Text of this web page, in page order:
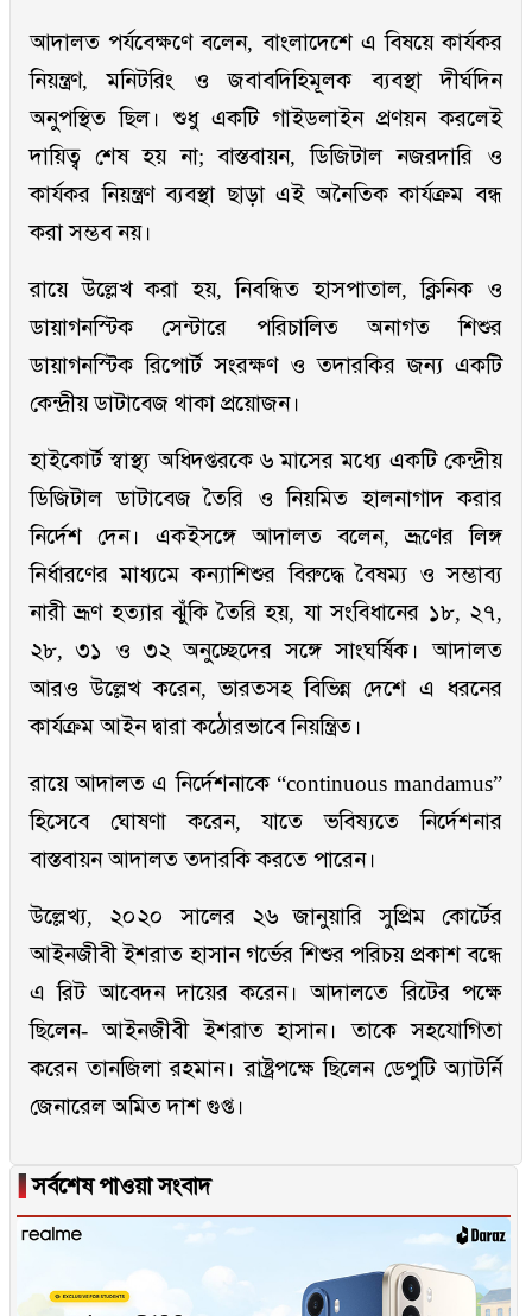
আদালত পর্যবেক্ষণে বলেন, বাংলাদেশে এ বিষয়ে কার্যকর
নিয়ন্ত্রণ, মনিটরিং ও জবাবদিহিমূলক ব্যবস্থা দীর্ঘদিন
অনুপস্থিত ছিল। শুধু একটি গাইডলাইন প্রণয়ন করলেই
দায়িত্ব শেষ হয় না; বাস্তবায়ন, ডিজিটাল নজরদারি ও
কার্যকর নিয়ন্ত্রণ ব্যবস্থা ছাড়া এই অনৈতিক কার্যক্রম বন্ধ
করা সম্ভব নয়।
রায়ে উল্লেখ করা হয়, নিবন্ধিত হাসপাতাল, ক্লিনিক ও
ডায়াগনস্টিক সেন্টারে পরিচালিত অনাগত শিশুর
ডায়াগনস্টিক রিপোর্ট সংরক্ষণ ও তদারকির জন্য একটি
কেন্দ্রীয় ডাটাবেজ থাকা প্রয়োজন।
হাইকোর্ট স্বাস্থ্য অধিদপ্তরকে ৬ মাসের মধ্যে একটি কেন্দ্রীয়
ডিজিটাল ডাটাবেজ তৈরি ও নিয়মিত হালনাগাদ করার
নির্দেশ দেন। একইসঙ্গে আদালত বলেন, ভ্রূণের লিঙ্গ
নির্ধারণের মাধ্যমে কন্যাশিশুর বিরুদ্ধে বৈষম্য ও সম্ভাব্য
নারী ভ্রূণ হত্যার ঝুঁকি তৈরি হয়, যা সংবিধানের ১৮, ২৭,
২৮, ৩১ ও ৩২ অনুচ্ছেদের সঙ্গে সাংঘর্ষিক। আদালত
আরও উল্লেখ করেন, ভারতসহ বিভিন্ন দেশে এ ধরনের
কার্যক্রম আইন দ্বারা কঠোরভাবে নিয়ন্ত্রিত।
রায়ে আদালত এ নির্দেশনাকে “continuous mandamus”
হিসেবে ঘোষণা করেন, যাতে ভবিষ্যতে নির্দেশনার
বাস্তবায়ন আদালত তদারকি করতে পারেন।
উল্লেখ্য, ২০২০ সালের ২৬ জানুয়ারি সুপ্রিম কোর্টের
আইনজীবী ইশরাত হাসান গর্ভের শিশুর পরিচয় প্রকাশ বন্ধে
এ রিট আবেদন দায়ের করেন। আদালতে রিটের পক্ষে
ছিলেন- আইনজীবী ইশরাত হাসান। তাকে সহযোগিতা
করেন তানজিলা রহমান। রাষ্ট্রপক্ষে ছিলেন ডেপুটি অ্যাটর্নি
জেনারেল অমিত দাশ গুপ্ত।
▐সর্বশেষ পাওয়া সংবাদ